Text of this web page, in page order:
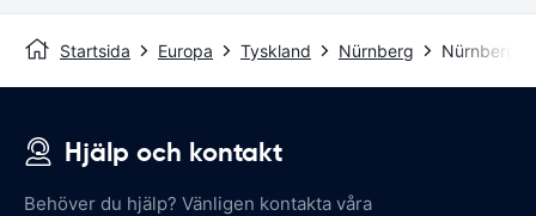
Startsida Europa Tyskland Nürnberg Nürnberg
Hjälp och kontakt
Behöver du hjälp? Vänligen kontakta våra